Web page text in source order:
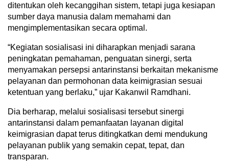
ditentukan oleh kecanggihan sistem, tetapi juga kesiapan
sumber daya manusia dalam memahami dan
mengimplementasikan secara optimal.
“Kegiatan sosialisasi ini diharapkan menjadi sarana
peningkatan pemahaman, penguatan sinergi, serta
menyamakan persepsi antarinstansi berkaitan mekanisme
pelayanan dan permohonan data keimigrasian sesuai
ketentuan yang berlaku,” ujar Kakanwil Ramdhani.
Dia berharap, melalui sosialisasi tersebut sinergi
antarinstansi dalam pemanfaatan layanan digital
keimigrasian dapat terus ditingkatkan demi mendukung
pelayanan publik yang semakin cepat, tepat, dan
transparan.